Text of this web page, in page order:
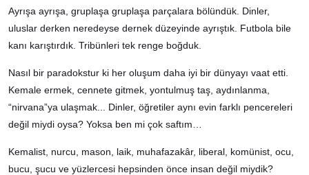
Ayrışa ayrışa, gruplaşa gruplaşa parçalara bölündük. Dinler,
uluslar derken neredeyse dernek düzeyinde ayrıştık. Futbola bile
kanı karıştırdık. Tribünleri tek renge boğduk.
Nasıl bir paradokstur ki her oluşum daha iyi bir dünyayı vaat etti.
Kemale ermek, cennete gitmek, yontulmuş taş, aydınlanma,
“nirvana”ya ulaşmak... Dinler, öğretiler aynı evin farklı pencereleri
değil miydi oysa? Yoksa ben mi çok saftım…
Kemalist, nurcu, mason, laik, muhafazakâr, liberal, komünist, ocu,
bucu, şucu ve yüzlercesi hepsinden önce insan değil miydik?